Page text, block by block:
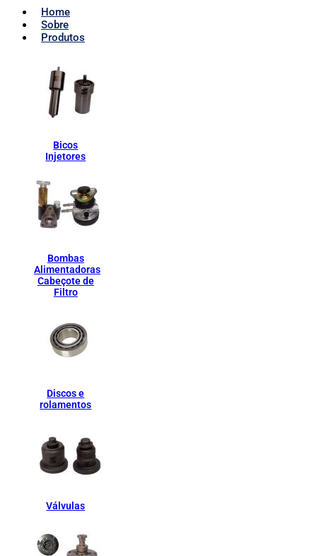
Home
Sobre
Produtos
Bicos
Injetores
Bombas
Alimentadoras
Cabeçote de
Filtro
Discos e
rolamentos
Válvulas